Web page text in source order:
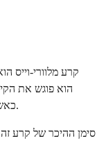
קרע מלוורי-וייס
הוא פוגש את
כאשר הלחץ הופך גדול מדי עבור הרקמה העדינה לשאת.
סימן ההיכר של קרע